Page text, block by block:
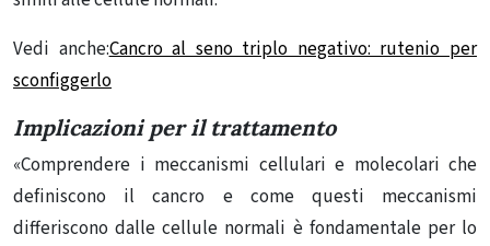
Vedi anche:Cancro al seno triplo negativo: rutenio per
sconfiggerlo
Implicazioni per il trattamento
«Comprendere i meccanismi cellulari e molecolari che
definiscono il cancro e come questi meccanismi
differiscono dalle cellule normali è fondamentale per lo